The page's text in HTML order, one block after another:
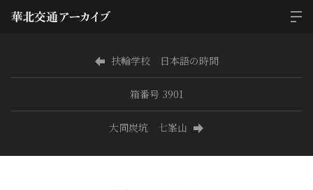
扶輪学校 日本語の時間
箱番号 3901
大同炭坑 七峯山